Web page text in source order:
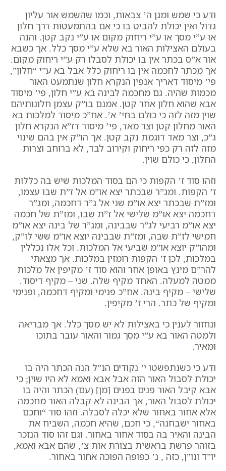
ודע כי שמש ומגן ה’ צבאות, וכמו שהשמש אור עליון
גדול ואין יכולת להביט בו כי אם בהתמעטות דרך חלון
או ע”י מסך או ע”י ריחוק מקום או ע”י נקב קטן. והנה
בעולם האצילות האור בא שלא ע”י מסך כלל. אך כשבא
אור א”ס בכתר אין בו יכולת לסבלו רק ע”י ריחוק מקום.
אך מכתר לחכמה אין בו ריחוק כלל אבל בא ע”י “חלון”,
פי’ מיסוד דאריך אנפין הנקרא חלון שנתמעט האור
מכמות שהיה. גם מחכמה לבינה בא ע”י חלון, פי’ מיסוד
אבא שהוא חלון אחר קטן. אמנם בו”ק עצמן חלונותיהם
שוין מזה לזה כי כולם בחי’ א’. אח”כ מיסוד למלכות בא
האור מחלון קטן וצר מאד, פי’ מיסוד דז”א הנקרא חלון
ג”כ, וצר מאד דוגמת נקב קטן. אך הו”ק אין בהם שינוי
מזה לזה רק כפי ריחוק וקירוב לבד, לא ברוחב וצרות
החלון, כי כולם שוין.
וזהו סוד ז’ הקפות כי הם בסוד המלכות שיש בה כללות
ז’ הקפות. ומג”ר שבכתר יצא או”מ אל ז”ת שבו עצמו,
ומז”ת שבכתר יצא או”מ שני אל ג”ר דחכמה, ומג”ר
דחכמה יצא או”מ שלישי אל ז”ת שבו, ומז”ת של חכמה
יצא או”מ רביעי לג”ר שבבינה, ומג”ר של בינה יצא או”מ
חמישי לז”ת שבה, ומז”ת שבבינה יוצא או”מ ששי לו”ק,
ומהו”ק יוצא או”מ שביעי אל המלכות. וכל אלו נכללין
במלכות, לכן ז’ הקפות רומזין במלכות. אך מצאתי
להר”ם מינץ באופן אחר והוא סוד ז’ מקיפין אל מלכות
ממטה למעלה. האחד מקיף שלה. שני – מקיף דיסוד.
שלישי – מקיף בינה. אח”כ פנימי ומקיף דחכמה, ופנימי
ומקיף של כתר. הרי ז’ מקיפין.
ונחזור לענין כי באצילות לא יש מסך כלל. אך מבריאה
ולמטה האור בא ע”י מסך גמור והאור עובר בתוכו
ומאיר.
ודע כי כשנתפשטו י’ נקודים הנ”ל הנה הכתר היה בו
יכולת לסבול האור הזה אבל אבא ואמא לא היו שוין; כי
אבא קיבל האור פנים בפנים [מן] (עם) הכתר והיה בו
יכולת לסבול האור, אך הבינה לא קבלה האור מחכמה
אלא אחור באחור שלא יכלה לסבלה. וזהו סוד “וחכם
באחור ישבחנה“, כי חכם, שהיא חכמה, השביח את
הבינה והאיר בה בסוד אחור באחור. וגם זהו סוד הנזכר
בזוהר פרשת בראשית בצורת אות צ’, שהם אבא ואמא,
יו”ד ונו”ן, כזה , נ’ כפופה הפוכה אחור באחור.